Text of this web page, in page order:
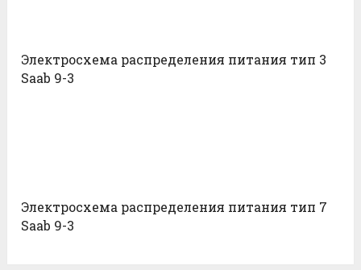
Электросхема распределения питания тип 3
Saab 9-3
Электросхема распределения питания тип 7
Saab 9-3